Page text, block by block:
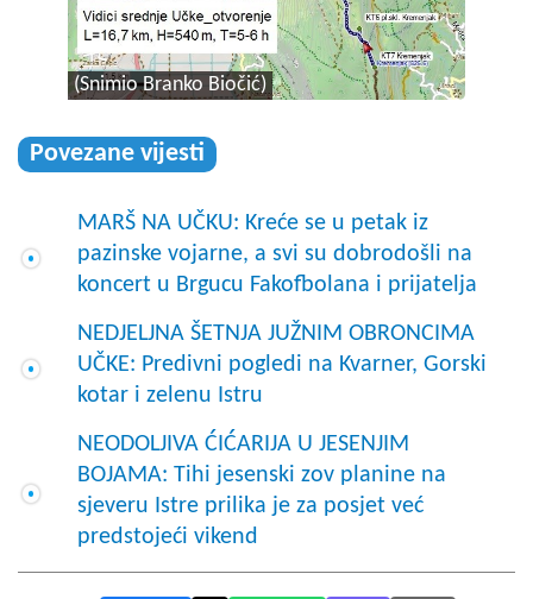
(Snimio Branko Biočić)
Povezane vijesti
MARŠ NA UČKU: Kreće se u petak iz
pazinske vojarne, a svi su dobrodošli na
koncert u Brgucu Fakofbolana i prijatelja
NEDJELJNA ŠETNJA JUŽNIM OBRONCIMA
UČKE: Predivni pogledi na Kvarner, Gorski
kotar i zelenu Istru
NEODOLJIVA ĆIĆARIJA U JESENJIM
BOJAMA: Tihi jesenski zov planine na
sjeveru Istre prilika je za posjet već
predstojeći vikend